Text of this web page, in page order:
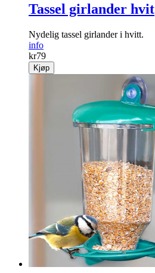
Tassel girlander hvit
Nydelig tassel girlander i hvitt.
info
kr79
Kjøp